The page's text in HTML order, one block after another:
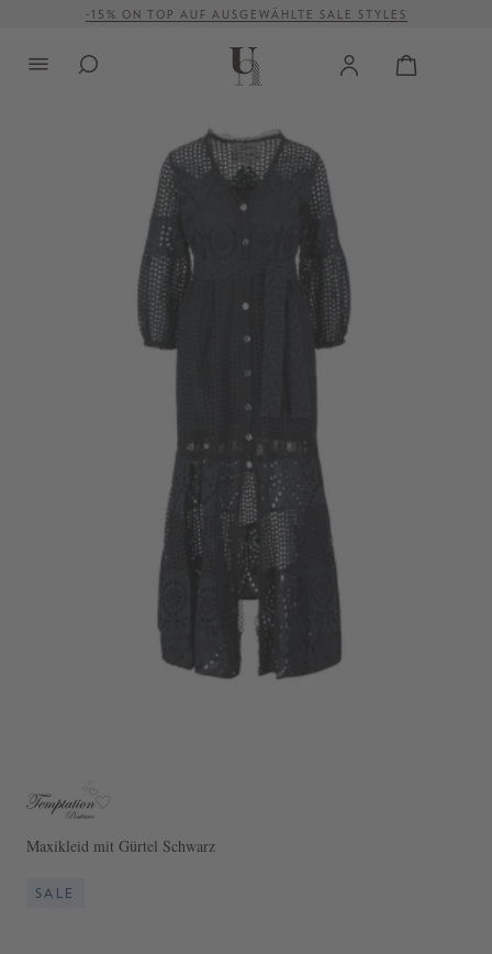
springen-15% ON TOP AUF AUSGEWÄHLTE SALE STYLES
Maxikleid mit Gürtel Schwarz
SALE